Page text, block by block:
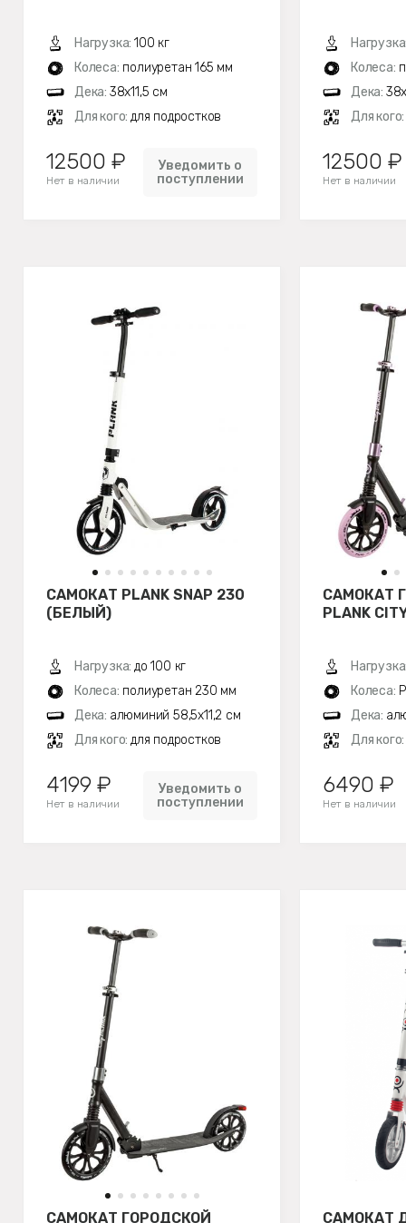
Нагрузка: 100 кг
Колеса: полиуретан 165 мм
Дека: 38x11,5 см
Для кого: для подростков
12500 ₽
Нет в наличии
Уведомить о
поступлении
Колеса:
Дека:
Для кого:
12500 ₽
Нет в наличии
САМОКАТ PLANK SNAP 230
(БЕЛЫЙ)
Нагрузка: до 100 кг
Колеса: полиуретан 230 мм
Дека: алюминий 58,5х11,2 см
Для кого: для подростков
4199 ₽
Нет в наличии
Уведомить о
поступлении
САМОКАТ
PLANK
Колеса:
Дека:
Для кого:
6490 ₽
Нет в наличии
САМОКАТ ГОРОДСКОЙ
САМОКАТ